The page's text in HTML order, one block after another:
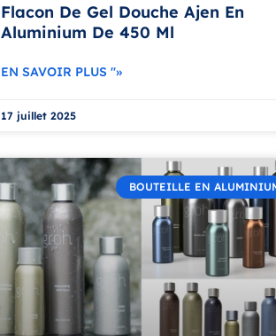
Flacon De Gel Douche Ajen En
Aluminium De 450 Ml
EN SAVOIR PLUS "»
17 juillet 2025
BOUTEILLE EN